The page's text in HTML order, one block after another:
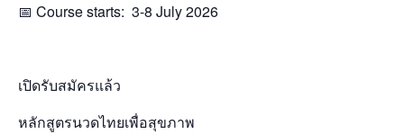
📅 Course starts: 3-8 July 2026
เปิดรับสมัครแล้ว
หลักสูตรนวดไทยเพื่อสุขภาพ